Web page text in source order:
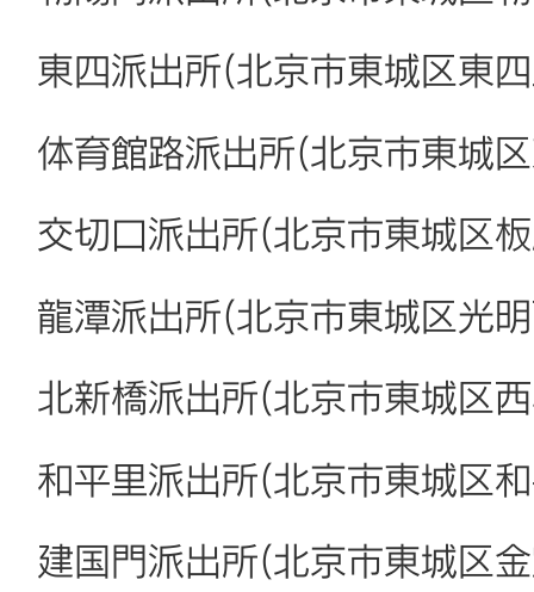
東四派出所(北京市東城区東
体育館路派出所(北京市東城
交切口派出所(北京市東城区
龍潭派出所(北京市東城区光
北新橋派出所(北京市東城区
和平里派出所(北京市東城区
建国門派出所(北京市東城区